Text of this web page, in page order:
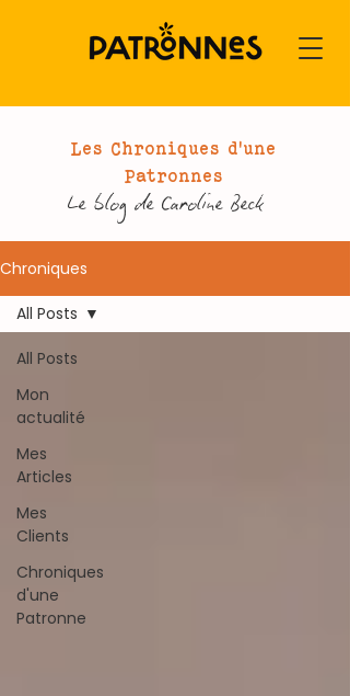
Les Chroniques d'une
Patronnes
Le blog de Caroline Beck
Chroniques
All Posts
Mon
actualité
Mes
Articles
Mes
Clients
Chroniques
d'une
Patronne
All Posts